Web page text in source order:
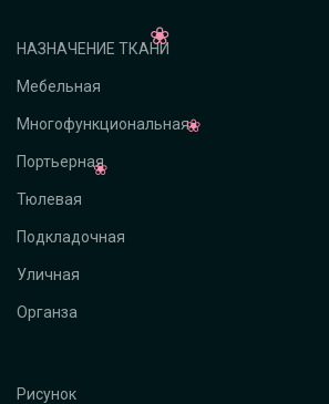
НАЗНАЧЕНИЕ ТКАНИ
Мебельная
Многофункциональная
Портьерная
Тюлевая
Подкладочная
Уличная
Органза
Рисунок